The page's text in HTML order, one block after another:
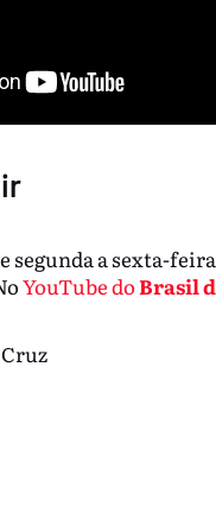
segunda a sexta-
YouTube doBrasil